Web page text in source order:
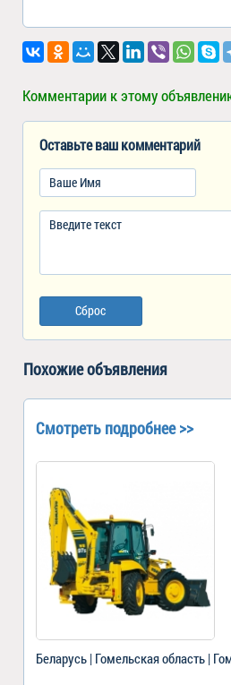
Комментарии к этому
Оставьте ваш комментарий
Сброс
Похожие объявления
Смотреть подробнее >>
Беларусь | Гомельская область |